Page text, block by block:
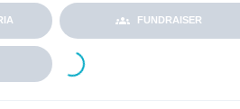
FUNDRAISER
Loading...